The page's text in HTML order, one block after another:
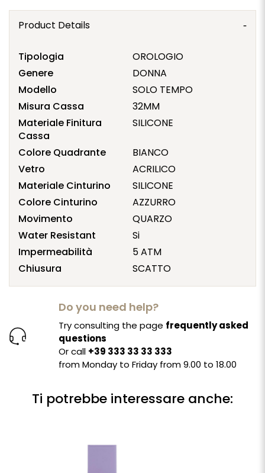
Product Details
Tipologia
OROLOGIO
Genere
DONNA
Modello
SOLO TEMPO
Misura Cassa
32MM
Materiale Finitura
Cassa
SILICONE
Colore Quadrante
BIANCO
Vetro
ACRILICO
Materiale Cinturino
SILICONE
Colore Cinturino
AZZURRO
Movimento
QUARZO
Water Resistant
Si
Impermeabilità
5 ATM
Chiusura
SCATTO
Do you need help?
Try consulting the page frequently asked
questions
Or call +39 333 33 33 333
from Monday to Friday from 9.00 to 18.00
Ti potrebbe interessare anche: